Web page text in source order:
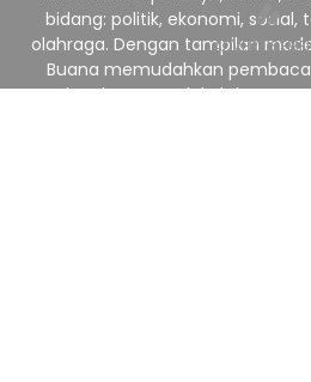
bidang: politik, ekonomi, sosial,
olahraga. Dengan tampilan
Buana memudahkan
nasional maupun lokal dengan